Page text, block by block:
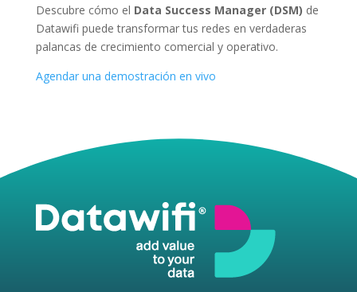
Descubre cómo el Data Success Manager (DSM) de
Datawifi puede transformar tus redes en verdaderas
palancas de crecimiento comercial y operativo.
Agendar una demostración en vivo